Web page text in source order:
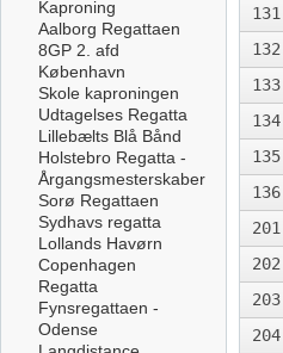
Kaproning
Aalborg Regattaen
8GP 2. afd
København
Skole kaproningen
Udtagelses Regatta
Lillebælts Blå Bånd
Holstebro Regatta -
Årgangsmesterskaber
Sorø Regattaen
Sydhavs regatta
Lollands Havørn
Copenhagen
Regatta
Fynsregattaen -
Odense
131
132
133
134
135
136
201
202
203
204